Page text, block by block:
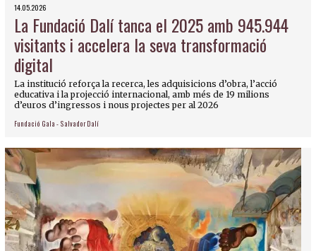
14.05.2026
La Fundació Dalí tanca el 2025 amb 945.944
visitants i accelera la seva transformació
digital
La institució reforça la recerca, les adquisicions d’obra, l’acció
educativa i la projecció internacional, amb més de 19 milions
d’euros d’ingressos i nous projectes per al 2026
Fundació Gala - Salvador Dalí